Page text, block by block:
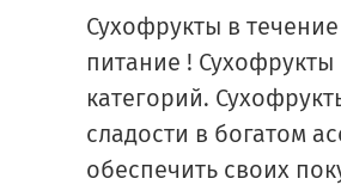
Сухофрукты в
питание !
категорий.
сладости в богатом
обеспечить своих